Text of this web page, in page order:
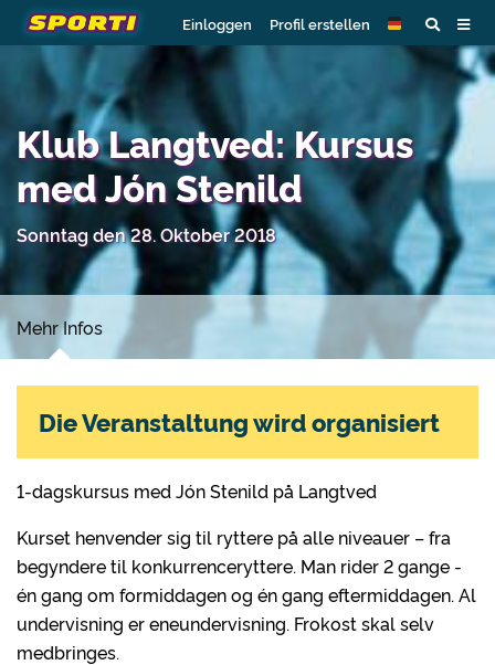
Einloggen Profil erstellen
Klub Langtved: Kursus
med Jón Stenild
Sonntag den 28. Oktober 2018
Mehr Infos
1-dagskursus med Jón Stenild på Langtved
Kurset henvender sig til ryttere på alle niveauer – fra
begyndere til konkurrenceryttere. Man rider 2 gange -
én gang om formiddagen og én gang eftermiddagen. Al
undervisning er eneundervisning. Frokost skal selv
medbringes.
Die Veranstaltung wird organisiert